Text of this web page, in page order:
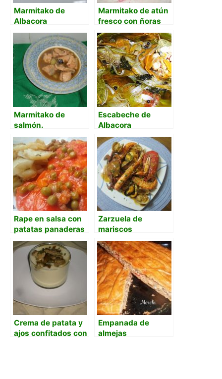
Marmitako de
Albacora
Marmitako de atún
fresco con ñoras
Marmitako de
salmón.
Escabeche de
Albacora
Rape en salsa con
patatas panaderas
Zarzuela de
mariscos
Crema de patata y
ajos confitados con
Empanada de
almejas